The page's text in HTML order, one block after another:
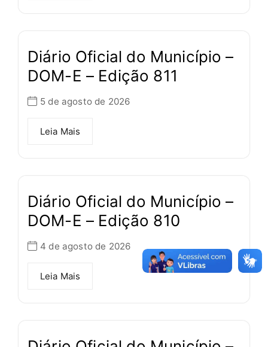
Diário Oficial do Município –
DOM-E – Edição 811
5 de agosto de 2026
Leia Mais
Diário Oficial do Município –
DOM-E – Edição 810
4 de agosto de 2026
Leia Mais